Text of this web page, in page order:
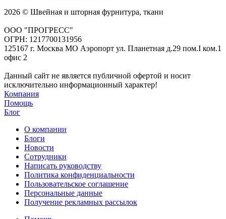
2026 © Швейная и шторная фурнитура, ткани
ООО "ПРОГРЕСС"
ОГРН: 1217700131956
125167 г. Москва МО Аэропорт ул. Планетная д.29 пом.I ком.1
офис 2
Данный сайт не является публичной офертой и носит
исключительно информационный характер!
Компания
Помощь
Блог
О компании
Блоги
Новости
Сотрудники
Написать руководству
Политика конфиденциальности
Пользовательское соглашение
Персональные данные
Получение рекламных рассылок